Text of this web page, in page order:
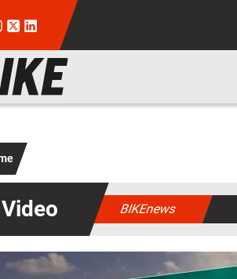
principale
Video BIKEnews